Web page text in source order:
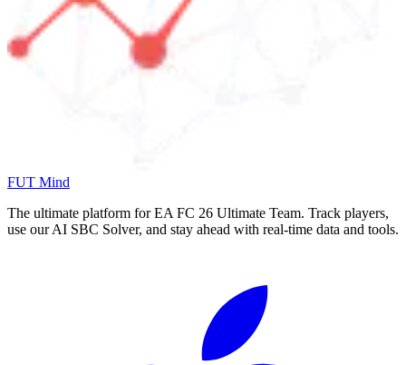
FUT Mind
The ultimate platform for EA FC 26 Ultimate Team. Track players,
use our AI SBC Solver, and stay ahead with real-time data and tools.